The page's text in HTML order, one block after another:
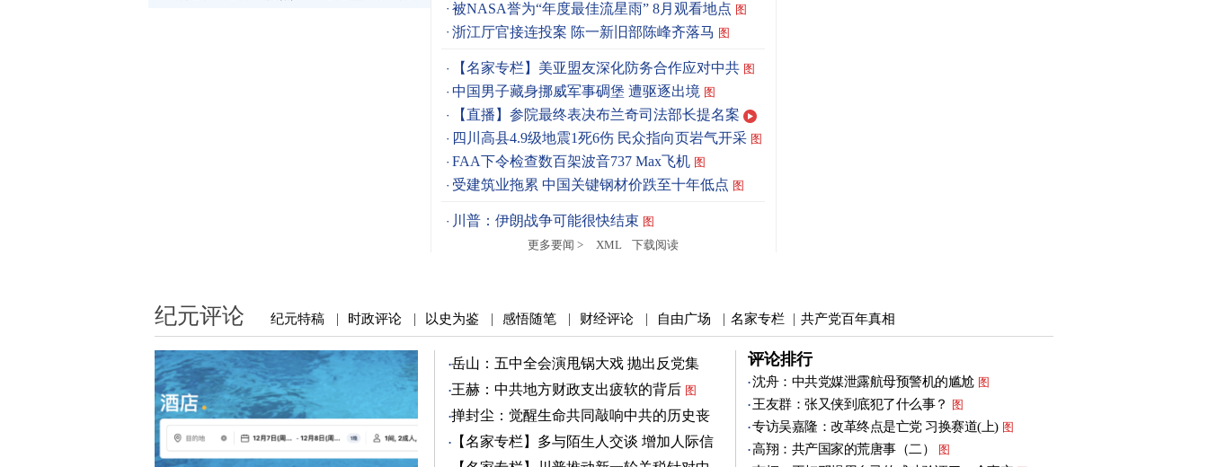
被NASA誉为“年度最佳流星雨” 8月观看地点 图
浙江厅官接连投案 陈一新旧部陈峰齐落马 图
【名家专栏】美亚盟友深化防务合作应对中共 图
中国男子藏身挪威军事碉堡 遭驱逐出境 图
【直播】参院最终表决布兰奇司法部长提名案
四川高县4.9级地震1死6伤 民众指向页岩气开采 图
FAA下令检查数百架波音737 Max飞机 图
受建筑业拖累 中国关键钢材价跌至十年低点 图
川普：伊朗战争可能很快结束 图
更多要闻 >
XML 下载阅读
纪元评论 纪元特稿 | 时政评论 | 以史为鉴 | 感悟随笔 | 财经评论 | 自由广场 | 名家专栏 | 共产党百年真相
岳山：五中全会演甩锅大戏 抛出反党集
团？
图
王赫：中共地方财政支出疲软的背后 图
掸封尘：觉醒生命共同敲响中共的历史丧
钟 图
【名家专栏】多与陌生人交谈 增加人际信
任 图
评论排行
沈舟：中共党媒泄露航母预警机的尴尬 图
王友群：张又侠到底犯了什么事？ 图
专访吴嘉隆：改革终点是亡党 习换赛道(上) 图
高翔：共产国家的荒唐事（二） 图